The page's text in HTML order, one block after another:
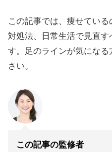
この記事では、痩せてい
対処法、日常生活で見直す
す。足のラインが気にな
さい。
この記事の監修者